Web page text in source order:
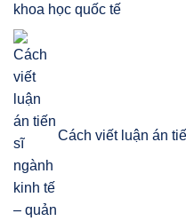
khoa học quốc tế
Cách viết luận án